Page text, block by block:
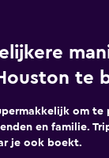
te
om te
en familie.
je ook boekt.